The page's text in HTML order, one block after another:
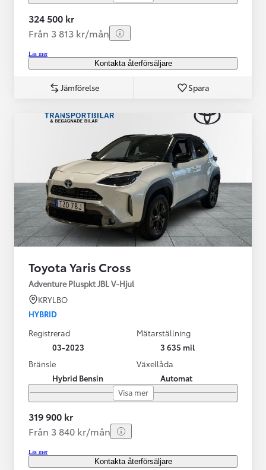
324 500 kr
Från 3 813 kr/mån
Läs mer
Kontakta återförsäljare
Jämförelse Spara
Toyota Yaris Cross
Adventure Pluspkt JBL V-Hjul
KRYLBO
HYBRID
Registrerad
03-2023
Mätarställning
3 635 mil
Bränsle
Hybrid Bensin
Växellåda
Automat
Visa mer
319 900 kr
Från 3 840 kr/mån
Läs mer
Kontakta återförsäljare